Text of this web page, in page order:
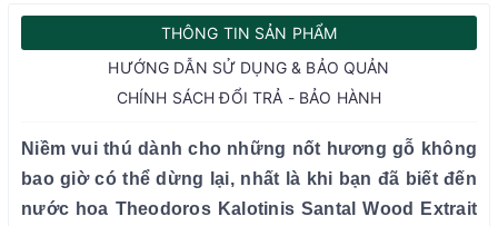
THÔNG TIN SẢN PHẨM
HƯỚNG DẪN SỬ DỤNG & BẢO QUẢN
CHÍNH SÁCH ĐỔI TRẢ - BẢO HÀNH
Niềm vui thú dành cho những nốt hương gỗ không
bao giờ có thể dừng lại, nhất là khi bạn đã biết đến
nước hoa Theodoros Kalotinis Santal Wood Extrait